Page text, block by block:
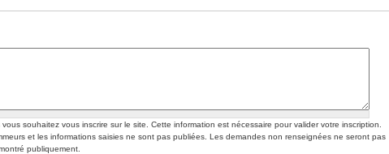
Cette information est nécessaire pour valider votre inscription.
et les informations saisies ne sont pas publiées. Les demandes non renseignées ne seront pas
montré publiquement.